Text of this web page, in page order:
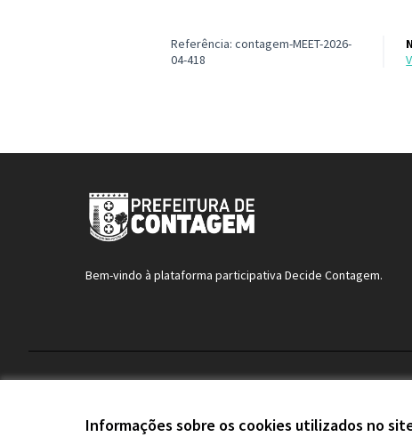
Informações sobre os cookies utilizados no
Referência: contagem-MEET-2026-
04-418
Bem-vindo à plataforma participativa Decide Contagem.